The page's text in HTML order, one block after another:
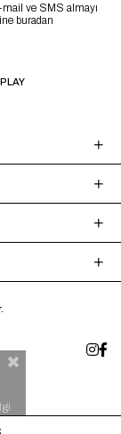
ve SMS almayı
buradan